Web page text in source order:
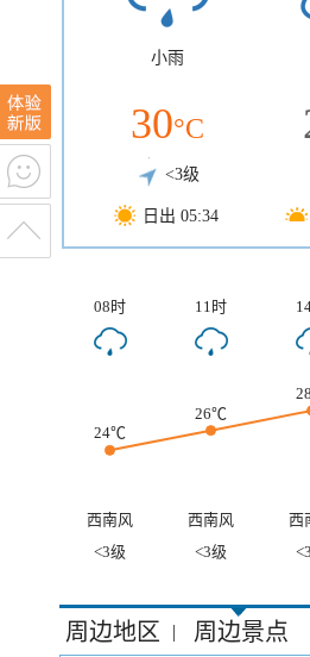
小雨
30°C
<3级
日出 05:34
08时 11时
24℃
26℃
西南风 西南风 西
<3级
<3级
周边地区 | 周边景点